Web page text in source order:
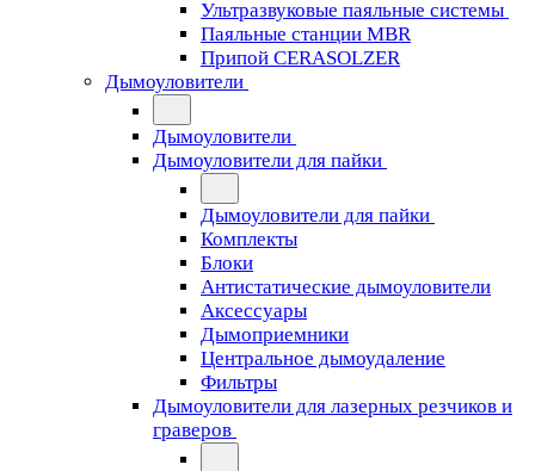
Ультразвуковые паяльные системы
Паяльные станции MBR
Припой CERASOLZER
Дымоуловители
Дымоуловители
Дымоуловители для пайки
Дымоуловители для пайки
Комплекты
Блоки
Антистатические дымоуловители
Аксессуары
Дымоприемники
Центральное дымоудаление
Фильтры
Дымоуловители для лазерных резчиков и
граверов